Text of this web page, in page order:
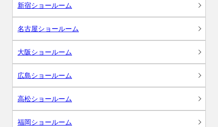
新宿ショールーム
名古屋ショールーム
大阪ショールーム
広島ショールーム
高松ショールーム
福岡ショールーム